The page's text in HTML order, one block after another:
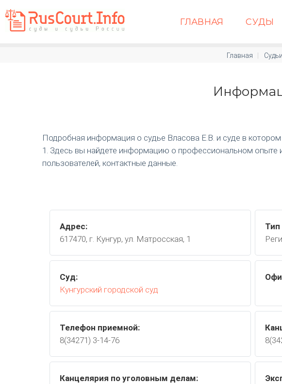
ГЛАВНАЯ СУДЫ
Главная Судьи
Подробная информация о судье Власова Е.В. и суде в котором
1. Здесь вы найдете информацию о профессиональном опыте
пользователей, контактные данные.
Адрес:
617470, г. Кунгур, ул. Матросская, 1
Тип
Суд:
Кунгурский городской суд
Телефон приемной:
8(34271) 3-14-76
Канцелярия по уголовным делам: